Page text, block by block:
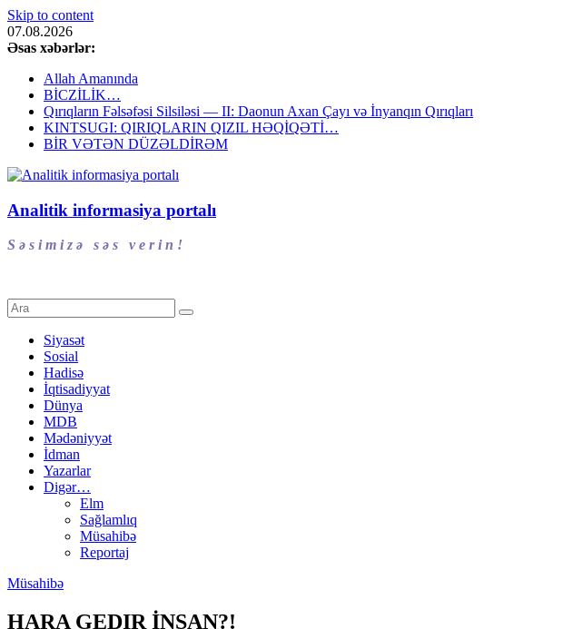
Skip to content
07.08.2026
Əsas xəbərlər:
Allah Amanında
BİCZİLİK…
Qırıqların Fəlsəfəsi Silsiləsi — II: Daonun Axan Çayı və İnyanqın Qırıqları
KINTSUGI: QIRIQLARIN QIZIL HƏQİQƏTİ…
BİR VƏTƏN DÜZƏLDİRƏM
Analitik informasiya portalı
S ə s i m i z ə s ə s v e r i n !
Siyasət
Sosial
Hadisə
İqtisadiyyat
Dünya
MDB
Mədəniyyət
İdman
Yazarlar
Digər…
Elm
Sağlamlıq
Müsahibə
Reportaj
Müsahibə
HARA GEDIR İNSAN?!